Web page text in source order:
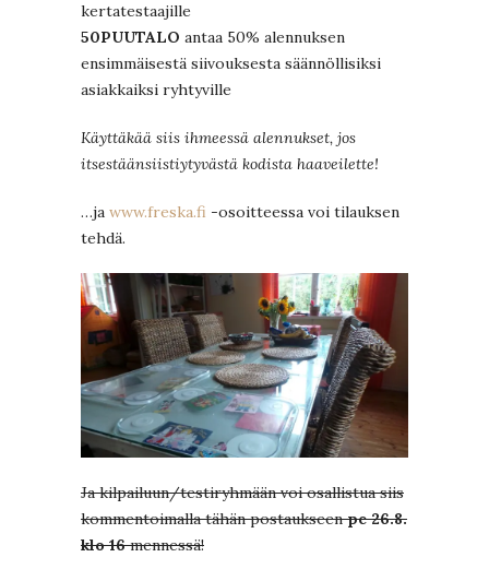
kertatestaajille
50PUUTALO antaa 50% alennuksen
ensimmäisestä siivouksesta säännöllisiksi
asiakkaiksi ryhtyville
Käyttäkää siis ihmeessä alennukset, jos
itsestäänsiistiytyvästä kodista haaveilette!
…ja www.freska.fi -osoitteessa voi tilauksen
tehdä.
Ja kilpailuun/testiryhmään voi osallistua siis
kommentoimalla tähän postaukseenpe 26.8.
klo 16mennessä!